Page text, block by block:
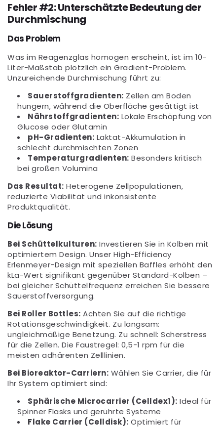
Fehler #2: Unterschätzte Bedeutung der
Durchmischung
Das Problem
Was im Reagenzglas homogen erscheint, ist im 10-
Liter-Maßstab plötzlich ein Gradient-Problem.
Unzureichende Durchmischung führt zu:
Sauerstoffgradienten: Zellen am Boden
hungern, während die Oberfläche gesättigt ist
Nährstoffgradienten: Lokale Erschöpfung von
Glucose oder Glutamin
pH-Gradienten: Laktat-Akkumulation in
schlecht durchmischten Zonen
Temperaturgradienten: Besonders kritisch
bei großen Volumina
Das Resultat: Heterogene Zellpopulationen,
reduzierte Viabilität und inkonsistente
Produktqualität.
Die Lösung
Bei Schüttelkulturen: Investieren Sie in Kolben mit
optimiertem Design. Unser High-Efficiency
Erlenmeyer-Design mit speziellen Baffles erhöht den
kLa-Wert signifikant gegenüber Standard-Kolben –
bei gleicher Schüttelfrequenz erreichen Sie bessere
Sauerstoffversorgung.
Bei Roller Bottles: Achten Sie auf die richtige
Rotationsgeschwindigkeit. Zu langsam:
ungleichmäßige Benetzung. Zu schnell: Scherstress
für die Zellen. Die Faustregel: 0,5-1 rpm für die
meisten adhärenten Zelllinien.
Bei Bioreaktor-Carriern: Wählen Sie Carrier, die für
Ihr System optimiert sind:
Sphärische Microcarrier (Celldex1): Ideal für
Spinner Flasks und gerührte Systeme
Flake Carrier (Celldisk): Optimiert für